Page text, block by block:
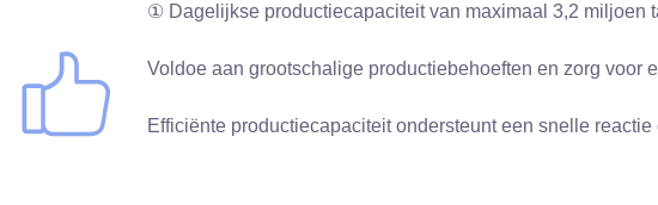
① Dagelijkse productiecapaciteit van maximaal 3,2 miljoen
Voldoe aan grootschalige productiebehoeften en zorg voor
Efficiënte productiecapaciteit ondersteunt een snelle